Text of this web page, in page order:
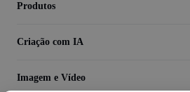
Produtos
Criação com IA
Imagem e Vídeo